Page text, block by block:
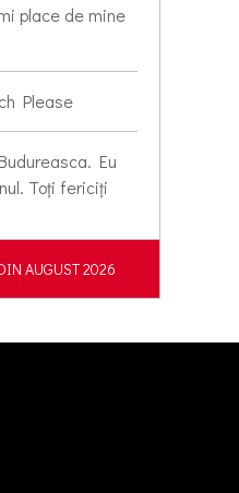
place de mine
Please
Eu
Toți fericiți
AUGUST 2026